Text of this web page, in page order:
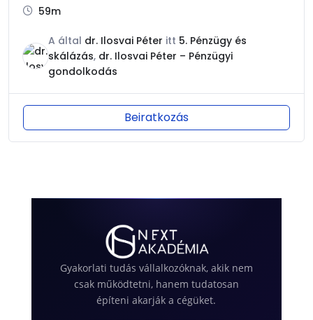
59m
A által dr. Ilosvai Péter itt 5. Pénzügy és
skálázás, dr. Ilosvai Péter – Pénzügyi
gondolkodás
Beiratkozás
Gyakorlati tudás vállalkozóknak, akik nem
csak működtetni, hanem tudatosan
építeni akarják a cégüket.